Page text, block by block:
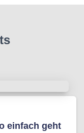
einfach geht